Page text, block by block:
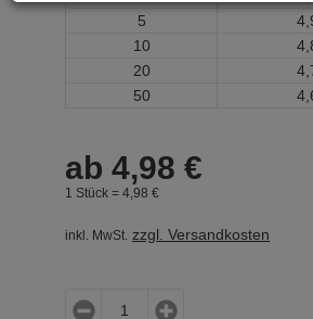
5
4,
10
4,
20
4,
50
4,
ab 4,98 €
1 Stück = 4, 98 €
inkl. MwSt. zzgl. Versandkosten